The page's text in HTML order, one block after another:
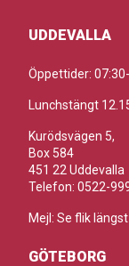
UDDEVALLA
Öppettider:
Lunchstängt
Kurödsvägen 5,
Box 584
451 22 Uddevalla
Telefon: 0522-
Mejl: Se flik
GÖTEBORG